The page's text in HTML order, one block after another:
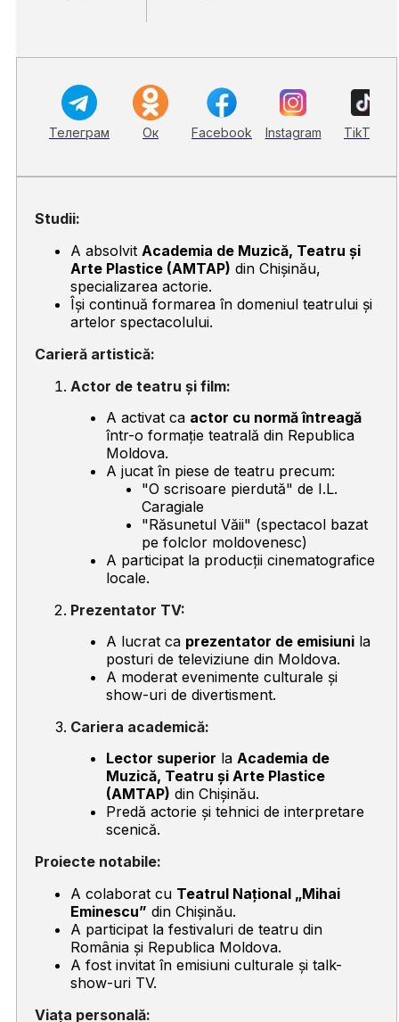
Телеграм Ок Facebook Instagram TikTok
Studii:
A absolvit Academia de Muzică, Teatru și
Arte Plastice (AMTAP) din Chișinău,
specializarea actorie.
Își continuă formarea în domeniul teatrului și
artelor spectacolului.
Carieră artistică:
Actor de teatru și film:
A activat ca actor cu normă întreagă
într-o formație teatrală din Republica
Moldova.
A jucat în piese de teatru precum:
"O scrisoare pierdută" de I.L.
Caragiale
"Răsunetul Văii" (spectacol bazat
pe folclor moldovenesc)
A participat la producții cinematografice
locale.
Prezentator TV:
A lucrat ca prezentator de emisiuni la
posturi de televiziune din Moldova.
A moderat evenimente culturale și
show-uri de divertisment.
Cariera academică:
Lector superior la Academia de
Muzică, Teatru și Arte Plastice
(AMTAP) din Chișinău.
Predă actorie și tehnici de interpretare
scenică.
Proiecte notabile:
A colaborat cu Teatrul Național „Mihai
Eminescu” din Chișinău.
A participat la festivaluri de teatru din
România și Republica Moldova.
A fost invitat în emisiuni culturale și talk-
show-uri TV.
Viața personală: